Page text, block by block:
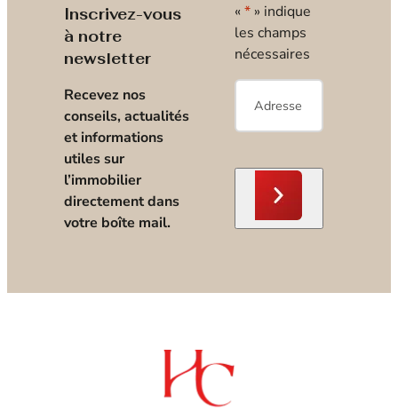
Inscrivez-vous
à notre
newsletter
Recevez nos
conseils, actualités
et informations
utiles sur
l’immobilier
directement dans
votre boîte mail.
« * » indique
les champs
nécessaires
E-
mail*